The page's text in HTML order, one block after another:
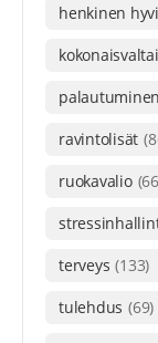
henkinen
palautuminen
ravintolisät
ruokavalio
terveys (133)
tulehdus (69)